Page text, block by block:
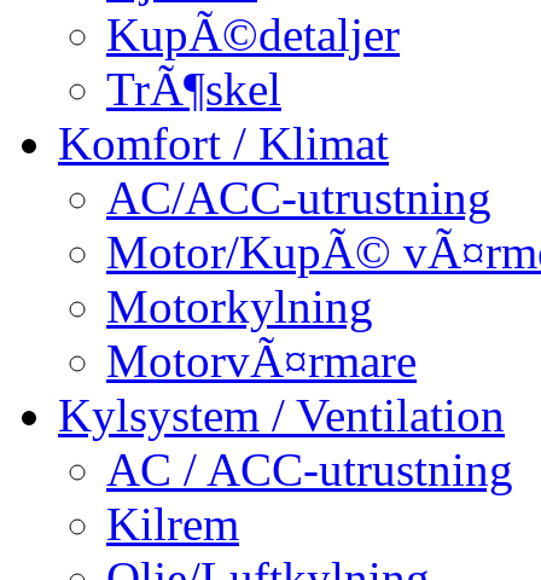
KupÃ©detaljer
TrÃ¶skel
Komfort / Klimat
AC/ACC-utrustning
Motor/KupÃ©
Motorkylning
MotorvÃ¤rmare
Kylsystem / Ventilation
AC / ACC-utrustning
Kilrem